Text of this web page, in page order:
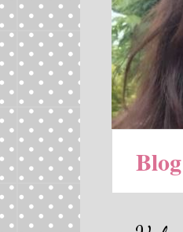
Blog